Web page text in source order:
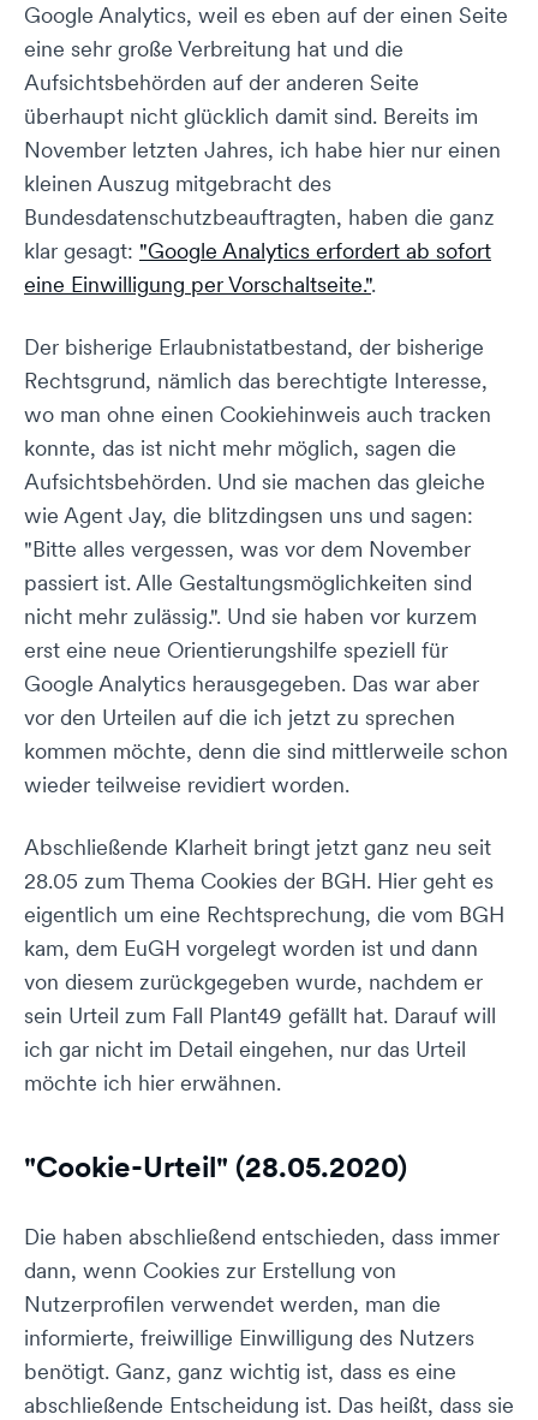
Google Analytics, weil es eben auf der einen Seite
eine sehr große Verbreitung hat und die
Aufsichtsbehörden auf der anderen Seite
überhaupt nicht glücklich damit sind. Bereits im
November letzten Jahres, ich habe hier nur einen
kleinen Auszug mitgebracht des
Bundesdatenschutzbeauftragten, haben die ganz
klar gesagt: "Google Analytics erfordert ab sofort
eine Einwilligung per Vorschaltseite.".
Der bisherige Erlaubnistatbestand, der bisherige
Rechtsgrund, nämlich das berechtigte Interesse,
wo man ohne einen Cookiehinweis auch tracken
konnte, das ist nicht mehr möglich, sagen die
Aufsichtsbehörden. Und sie machen das gleiche
wie Agent Jay, die blitzdingsen uns und sagen:
"Bitte alles vergessen, was vor dem November
passiert ist. Alle Gestaltungsmöglichkeiten sind
nicht mehr zulässig.". Und sie haben vor kurzem
erst eine neue Orientierungshilfe speziell für
Google Analytics herausgegeben. Das war aber
vor den Urteilen auf die ich jetzt zu sprechen
kommen möchte, denn die sind mittlerweile schon
wieder teilweise revidiert worden.
Abschließende Klarheit bringt jetzt ganz neu seit
28.05 zum Thema Cookies der BGH. Hier geht es
eigentlich um eine Rechtsprechung, die vom BGH
kam, dem EuGH vorgelegt worden ist und dann
von diesem zurückgegeben wurde, nachdem er
sein Urteil zum Fall Plant49 gefällt hat. Darauf will
ich gar nicht im Detail eingehen, nur das Urteil
möchte ich hier erwähnen.
"Cookie-Urteil" (28.05.2020)
Die haben abschließend entschieden, dass immer
dann, wenn Cookies zur Erstellung von
Nutzerprofilen verwendet werden, man die
informierte, freiwillige Einwilligung des Nutzers
benötigt. Ganz, ganz wichtig ist, dass es eine
abschließende Entscheidung ist. Das heißt, dass sie